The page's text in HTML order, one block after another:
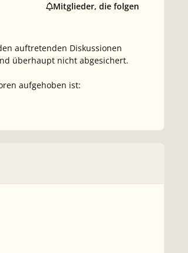
Mitglieder, die folgen
auftretenden Diskussionen
überhaupt nicht abgesichert.
aufgehoben ist: